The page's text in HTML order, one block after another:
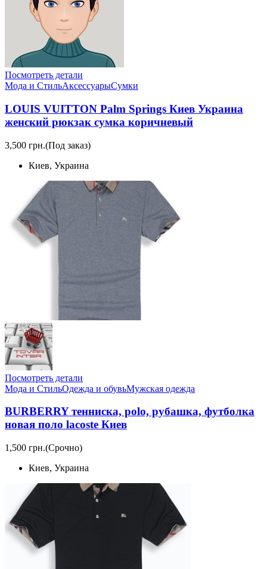
Посмотреть детали
Мода и СтильАксессуарыСумки
LOUIS VUITTON Palm Springs Киев Украина
женский рюкзак сумка коричневый
3,500 грн.(Под заказ)
Киев, Украина
Посмотреть детали
Мода и СтильОдежда и обувьМужская одежда
BURBERRY тенниска, polo, рубашка, футболка
новая поло lacoste Киев
1,500 грн.(Срочно)
Киев, Украина